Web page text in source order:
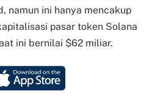
namun ini hanya mencakup
pasar token Solana
ini bernilai $62 miliar.